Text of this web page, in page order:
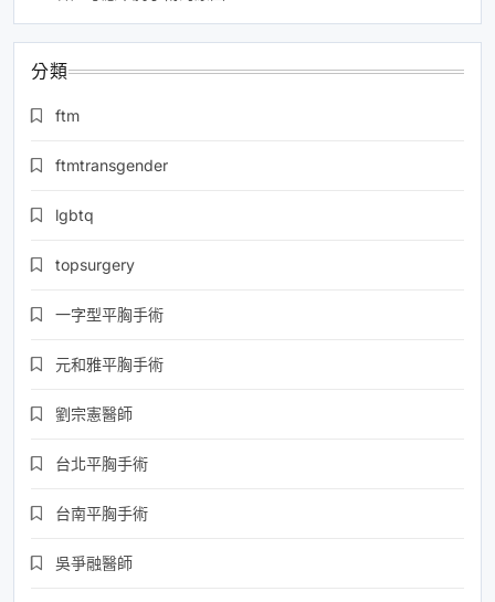
分類
ftm
ftmtransgender
lgbtq
topsurgery
一字型平胸手術
元和雅平胸手術
劉宗憲醫師
台北平胸手術
台南平胸手術
吳爭融醫師